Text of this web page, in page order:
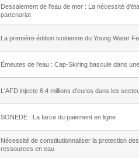
Dessalement de l'eau de mer : La nécessité
partenariat
La première édition ivoirienne du Young Water
Émeutes de l'eau : Cap-Skiring bascule dans
L'AFD injecte 6,4 millions d'euros dans les
SONEDE : La farce du paiement en ligne
Nécessité de constitutionnaliser la protection
ressources en eau